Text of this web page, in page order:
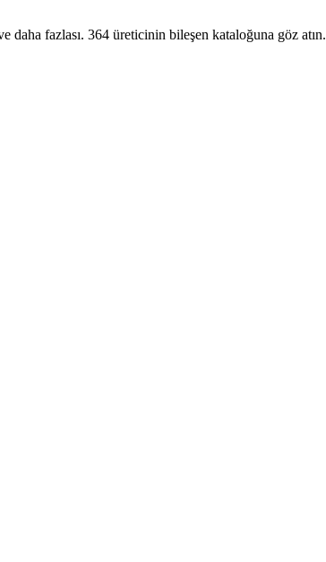
fazlası. 364 üreticinin bileşen kataloğuna göz atın.